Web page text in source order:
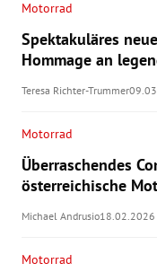
Motorrad
Spektakuläres
Hommage an
Teresa Richter-Trummer
Motorrad
Überraschendes
österreichische
Michael Andrusio18.02.2026
Motorrad